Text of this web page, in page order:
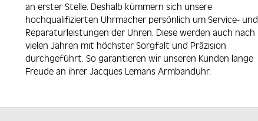
an erster Stelle. Deshalb kümmern sich unsere
hochqualifizierten Uhrmacher persönlich um Service- und
Reparaturleistungen der Uhren. Diese werden auch nach
vielen Jahren mit höchster Sorgfalt und Präzision
durchgeführt. So garantieren wir unseren Kunden lange
Freude an ihrer Jacques Lemans Armbanduhr.